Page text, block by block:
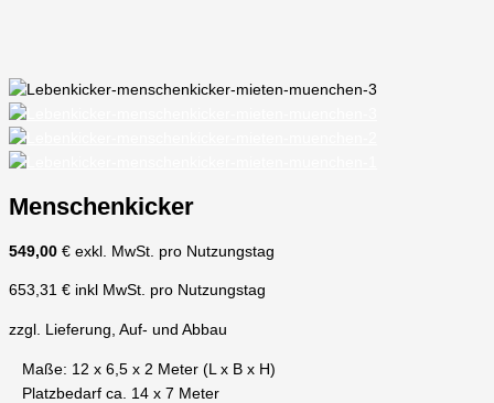
Menschenkicker
549,00 € exkl. MwSt. pro Nutzungstag
653,31 € inkl MwSt. pro Nutzungstag
zzgl. Lieferung, Auf- und Abbau
Maße: 12 x 6,5 x 2 Meter (L x B x H)
Platzbedarf ca. 14 x 7 Meter